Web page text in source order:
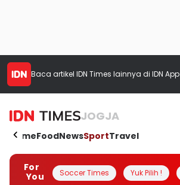
Baca artikel IDN Times lainnya di IDN App
JOGJA
HomeFoodNewsSportTravel
For
You
Soccer Times Yuk Pilih !